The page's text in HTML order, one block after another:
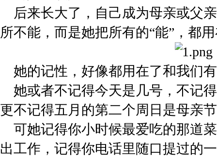
后来长大了，自己成为母亲或
所不能，而是她把所有的“能”，都
她的记性，好像都用在了和我们
她或者不记得今天是几号，不记
更不记得五月的第二个周日是母亲
可她记得你小时候最爱吃的那道
出工作，记得你电话里随口提过的